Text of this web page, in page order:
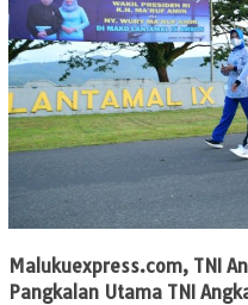
Malukuexpress.com, TNI
Pangkalan Utama TNI